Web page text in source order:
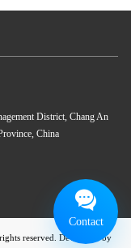
District, Chang An
China
reserved. Developed by
Contact